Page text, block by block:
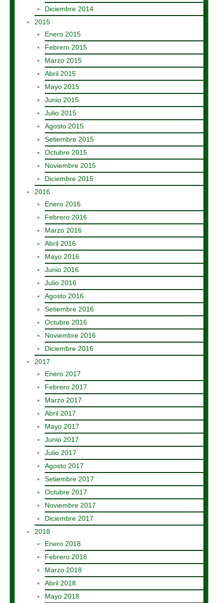
Diciembre 2014
2015
Enero 2015
Febrero 2015
Marzo 2015
Abril 2015
Mayo 2015
Junio 2015
Julio 2015
Agosto 2015
Setiembre 2015
Octubre 2015
Noviembre 2015
Diciembre 2015
2016
Enero 2016
Febrero 2016
Marzo 2016
Abril 2016
Mayo 2016
Junio 2016
Julio 2016
Agosto 2016
Setiembre 2016
Octubre 2016
Noviembre 2016
Diciembre 2016
2017
Enero 2017
Febrero 2017
Marzo 2017
Abril 2017
Mayo 2017
Junio 2017
Julio 2017
Agosto 2017
Setiembre 2017
Octubre 2017
Noviembre 2017
Diciembre 2017
2018
Enero 2018
Febrero 2018
Marzo 2018
Abril 2018
Mayo 2018